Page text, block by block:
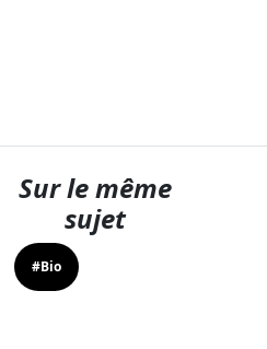
Sur le même
sujet
#Bio